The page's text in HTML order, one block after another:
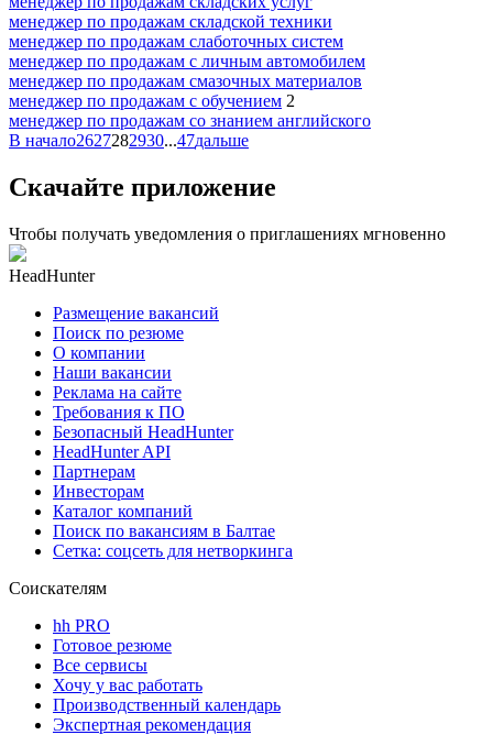
менеджер по продажам складской техники
менеджер по продажам слаботочных систем
менеджер по продажам с личным автомобилем
менеджер по продажам смазочных материалов
менеджер по продажам с обучением 2
менеджер по продажам со знанием английского
В начало2627282930...47дальше
Скачайте приложение
Чтобы получать уведомления о приглашениях мгновенно
HeadHunter
Размещение вакансий
Поиск по резюме
О компании
Наши вакансии
Реклама на сайте
Требования к ПО
Безопасный HeadHunter
HeadHunter API
Партнерам
Инвесторам
Каталог компаний
Поиск по вакансиям в Балтае
Сетка: соцсеть для нетворкинга
Соискателям
hh PRO
Готовое резюме
Все сервисы
Хочу у вас работать
Производственный календарь
Экспертная рекомендация